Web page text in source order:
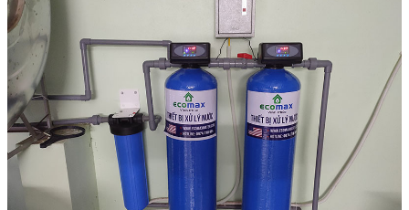
Tìm kiếm:
Tìm kiếm: